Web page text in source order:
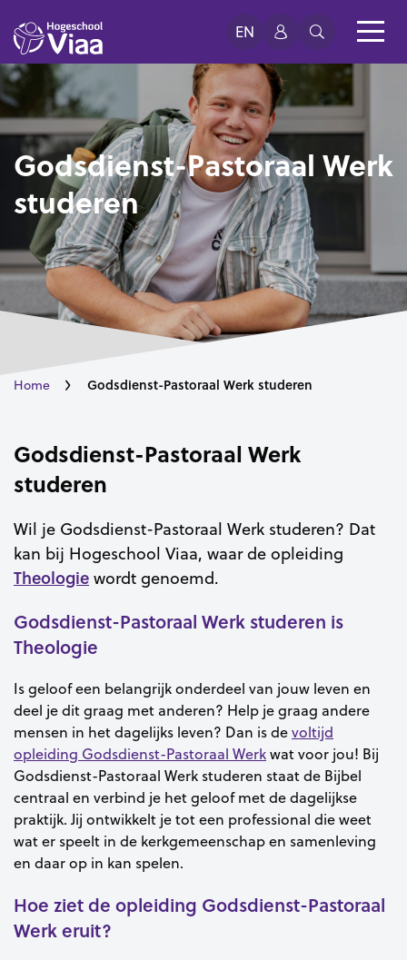
EN
Godsdienst-Pastoraal Werk
studeren
Home Godsdienst-Pastoraal Werk studeren
Godsdienst-Pastoraal Werk
studeren
Wil je Godsdienst-Pastoraal Werk studeren? Dat
kan bij Hogeschool Viaa, waar de opleiding
Theologie wordt genoemd.
Godsdienst-Pastoraal Werk studeren is
Theologie
Is geloof een belangrijk onderdeel van jouw leven en
deel je dit graag met anderen? Help je graag andere
mensen in het dagelijks leven? Dan is devoltijd
opleiding Godsdienst-Pastoraal Werkwat voor jou! Bij
Godsdienst-Pastoraal Werk studeren staat de Bijbel
centraal en verbind je het geloof met de dagelijkse
praktijk. Jij ontwikkelt je tot een professional die weet
wat er speelt in de kerkgemeenschap en samenleving
en daar op in kan spelen.
Hoe ziet de opleiding Godsdienst-Pastoraal
Werk eruit?